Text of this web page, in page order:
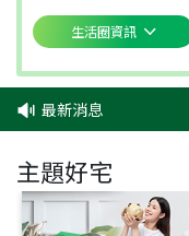
生活圈資訊
最新消息
主題好宅